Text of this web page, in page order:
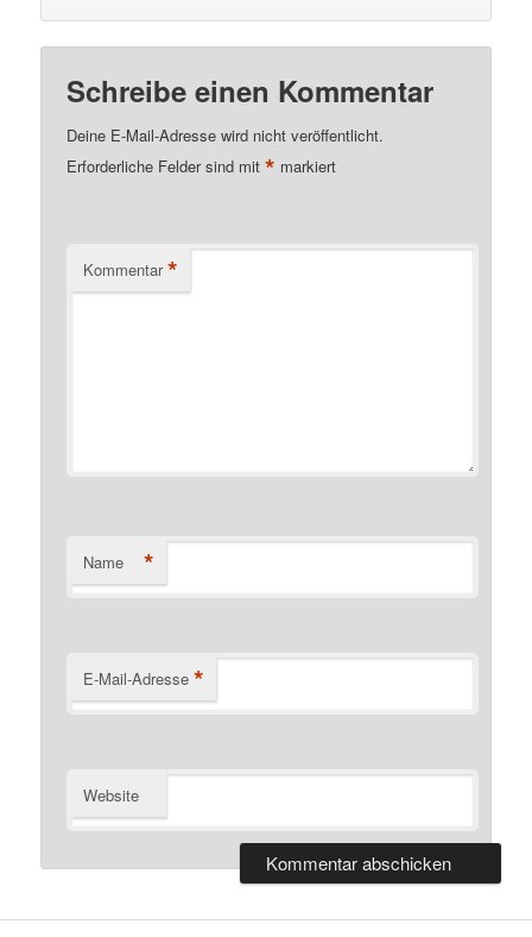
Schreibe einen Kommentar
Deine E-Mail-Adresse wird nicht veröffentlicht.
Erforderliche Felder sind mit* markiert
Kommentar *
Name *
E-Mail-Adresse *
Website